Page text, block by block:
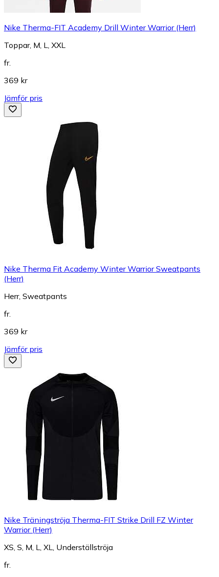
Nike Therma-FIT Academy Drill Winter Warrior (Herr)
Toppar, M, L, XXL
fr.
369 kr
Jämför pris
Nike Therma Fit Academy Winter Warrior Sweatpants
(Herr)
Herr, Sweatpants
fr.
369 kr
Jämför pris
Nike Träningströja Therma-FIT Strike Drill FZ Winter
Warrior (Herr)
XS, S, M, L, XL, Underställströja
fr.